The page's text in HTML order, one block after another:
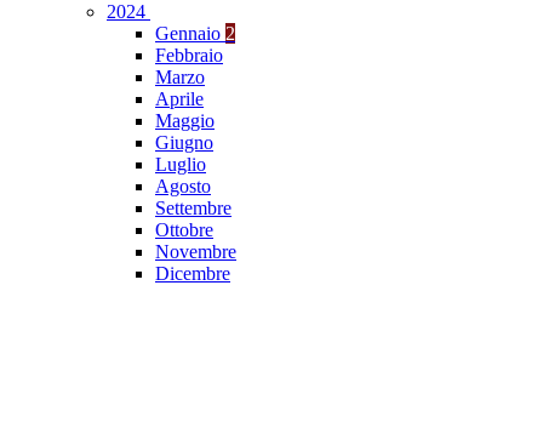
2024
Gennaio 2
Febbraio
Marzo
Aprile
Maggio
Giugno
Luglio
Agosto
Settembre
Ottobre
Novembre
Dicembre